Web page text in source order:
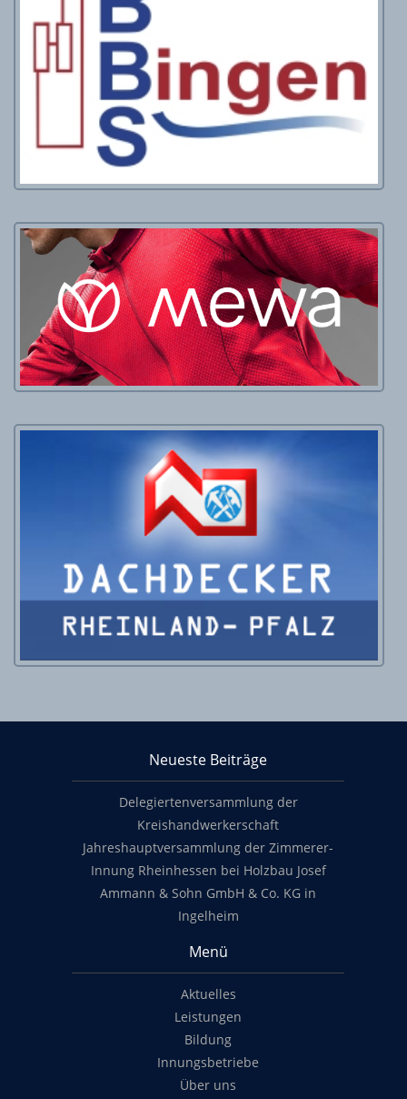
Neueste Beiträge
Delegiertenversammlung der
Kreishandwerkerschaft
Jahreshauptversammlung der Zimmerer-
Innung Rheinhessen bei Holzbau Josef
Ammann & Sohn GmbH & Co. KG in
Ingelheim
Menü
Aktuelles
Leistungen
Bildung
Innungsbetriebe
Über uns